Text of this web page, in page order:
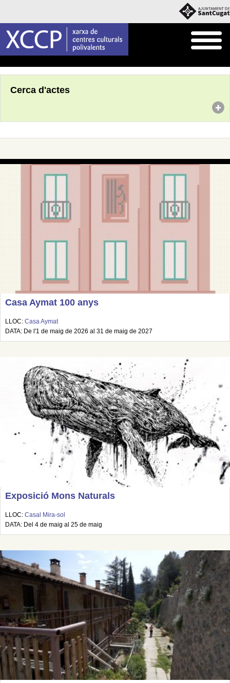
Cerca d'actes
Casa Aymat 100 anys
LLOC: Casa Aymat
DATA: De l'1 de maig de 2026 al 31 de maig de 2027
Exposició Mons Naturals
LLOC: Casal Mira-sol
DATA: Del 4 de maig al 25 de maig